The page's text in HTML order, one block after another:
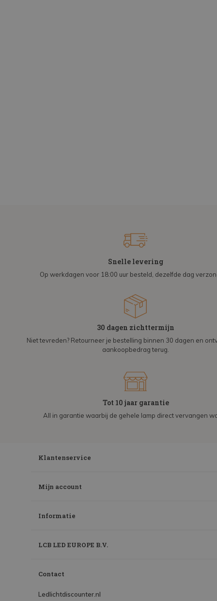
Snelle levering
Op werkdagen voor 18:00 uur besteld, dezelfde dag
30 dagen zichttermijn
Niet tevreden? Retourneer je bestelling binnen 30 dagen en
aankoopbedrag terug.
Tot 10 jaar garantie
All in garantie waarbij de gehele lamp direct vervangen
Klantenservice
Mijn account
Informatie
LCB LED EUROPE B.V.
Contact
Ledlichtdiscounter.nl